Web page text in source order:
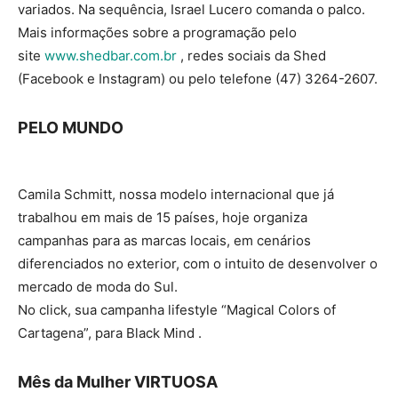
variados. Na sequência, Israel Lucero comanda o palco.
Mais informações sobre a programação pelo
site www.shedbar.com.br , redes sociais da Shed
(Facebook e Instagram) ou pelo telefone (47) 3264-2607.
PELO MUNDO
Camila Schmitt, nossa modelo internacional que já
trabalhou em mais de 15 países, hoje organiza
campanhas para as marcas locais, em cenários
diferenciados no exterior, com o intuito de desenvolver o
mercado de moda do Sul.
No click, sua campanha lifestyle “Magical Colors of
Cartagena”, para Black Mind .
Mês da Mulher VIRTUOSA